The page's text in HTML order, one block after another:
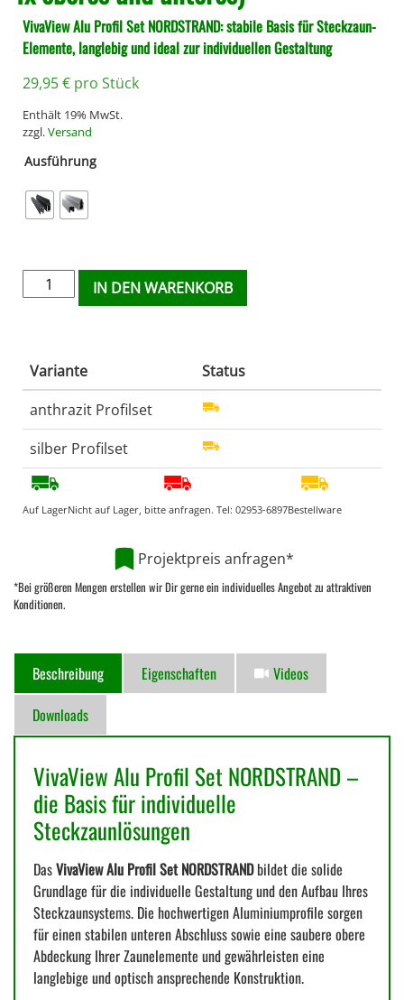
VivaView Alu Profil Set NORDSTRAND: stabile Basis für Steckzaun-
Elemente, langlebig und ideal zur individuellen Gestaltung
29,95€ pro Stück
Enthält 19% MwSt.
zzgl.Versand
Ausführung
IN DEN WARENKORB
Variante
Status
anthrazit Profilset
silber Profilset
Auf LagerNicht auf Lager, bitte anfragen. Tel: 02953-6897Bestellware
Projektpreis anfragen*
*Bei größeren Mengen erstellen wir Dir gerne ein individuelles Angebot zu attraktiven
Konditionen.
Beschreibung Eigenschaften
Videos
Downloads
VivaView Alu Profil Set NORDSTRAND –
die Basis für individuelle
Steckzaunlösungen
DasVivaView Alu Profil Set NORDSTRANDbildet die solide
Grundlage für die individuelle Gestaltung und den Aufbau Ihres
Steckzaunsystems. Die hochwertigen Aluminiumprofile sorgen
für einen stabilen unteren Abschluss sowie eine saubere obere
Abdeckung Ihrer Zaunelemente und gewährleisten eine
langlebige und optisch ansprechende Konstruktion.